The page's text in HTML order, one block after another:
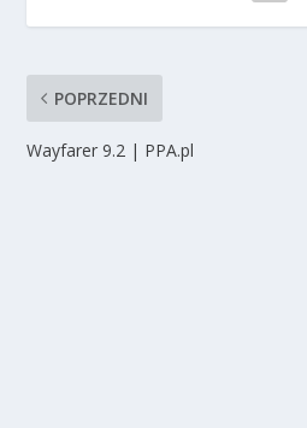
POPRZEDNI
Wayfarer 9.2 | PPA.pl